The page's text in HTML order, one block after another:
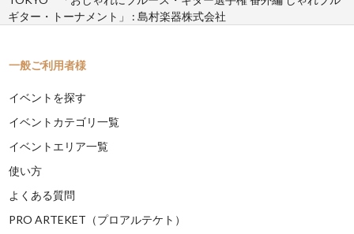
ギター・トーナメント」 : 島村楽器株式会社
一般ご利用者様
イベントを探す
イベントカテゴリ一覧
イベントエリア一覧
使い方
よくある質問
PRO ARTEKET（プロアルテケト）